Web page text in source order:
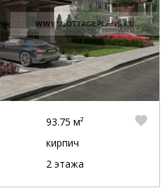
93.75 м²
кирпич
2 этажа